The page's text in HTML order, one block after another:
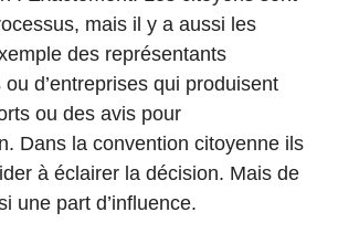
mais il y a aussi les
des représentants
ou d’entreprises qui produisent
ou des avis pour
Dans la convention citoyenne ils
à éclairer la décision. Mais de
une part d’influence.